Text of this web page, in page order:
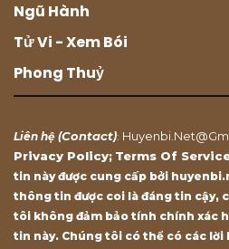
Ngũ Hành
Tử Vi - Xem Bói
Phong Thuỷ
Liên hệ (Contact):
Privacy Policy; Terms Of
tin này được cung cấp bởi
thông tin được coi là đáng tin cậy,
tôi không đảm bảo tính chính xác
tin này. Chúng tôi có thể có các lời